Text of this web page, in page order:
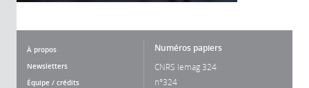
À propos
Newsletters
Équipe / crédits
Numéros papiers
CNRS lemag 324
n°324